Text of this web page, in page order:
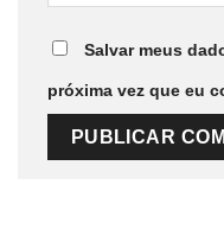
Salvar meus
próxima vez que eu